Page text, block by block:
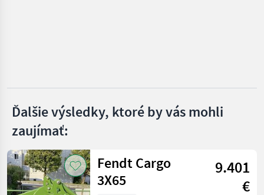
Schmidt
Zobraziť
všetkých
40
Ďalšie výsledky, ktoré by vás mohli
zaujímať:
Fendt Cargo
3X65
9.401
€